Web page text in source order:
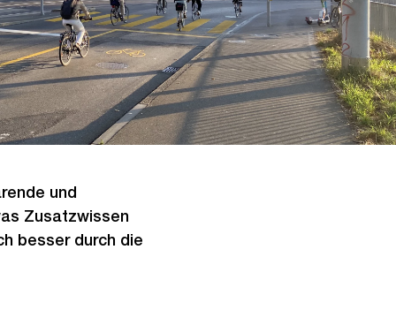
und
Zusatzwissen
besser durch die